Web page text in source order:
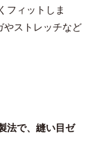
フィットしま
やストレッチなど
法で、縫い目ゼ